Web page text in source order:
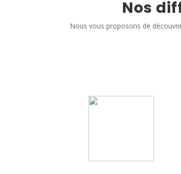
Nos
Nous vous proposons de